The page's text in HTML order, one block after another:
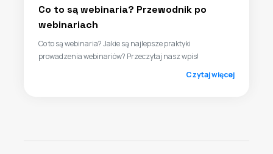
Co to są webinaria? Przewodnik po
webinariach
Co to są webinaria? Jakie są najlepsze praktyki
prowadzenia webinariów? Przeczytaj nasz wpis!
Czytaj więcej